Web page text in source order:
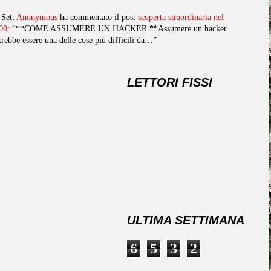
Anonymous ha commentato il post scoperta straordinaria nel
: “**COME ASSUMERE UN HACKER.**Assumere un hacker
essere una delle cose più difficili da…”
LETTORI FISSI
ULTIMA SETTIMANA
6 5 3 2